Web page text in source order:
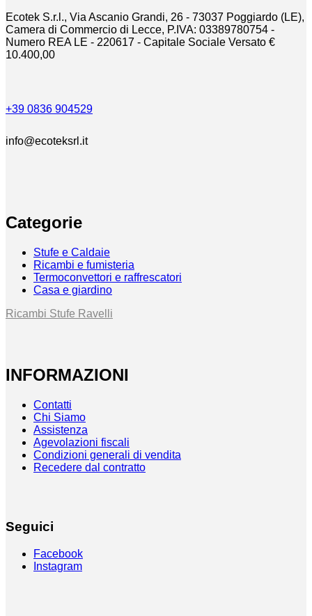
Ecotek S.r.l., Via Ascanio Grandi, 26 - 73037 Poggiardo (LE),
Camera di Commercio di Lecce, P.IVA: 03389780754 -
Numero REA LE - 220617 - Capitale Sociale Versato €
10.400,00
+39 0836 904529
info@ecoteksrl.it
Categorie
Stufe e Caldaie
Ricambi e fumisteria
Termoconvettori e raffrescatori
Casa e giardino
Ricambi Stufe Ravelli
INFORMAZIONI
Contatti
Chi Siamo
Assistenza
Agevolazioni fiscali
Condizioni generali di vendita
Recedere dal contratto
Seguici
Facebook
Instagram